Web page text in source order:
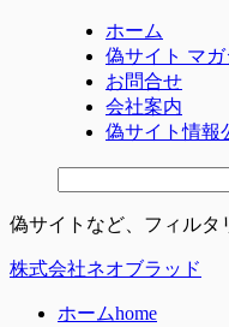
ホーム
偽サイト マガ
お問合せ
会社案内
偽サイト情報
偽サイトなど、フィルタ
株式会社ネオブラッド
ホームhome